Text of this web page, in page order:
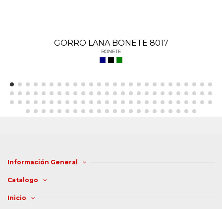
GORRO LANA BONETE 8017
BONETE
Información General
Catalogo
Inicio